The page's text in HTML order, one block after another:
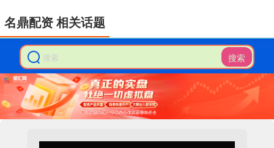
搜索
名鼎配资 相关话题